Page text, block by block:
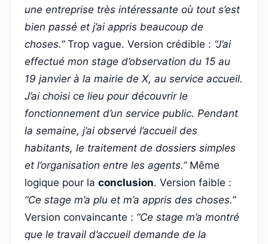
une entreprise très intéressante où tout s’est
bien passé et j’ai appris beaucoup de
choses.”Trop vague. Version crédible : “J’ai
effectué mon stage d’observation du 15 au
19 janvier à la mairie de X, au service accueil.
J’ai choisi ce lieu pour découvrir le
fonctionnement d’un service public. Pendant
la semaine, j’ai observé l’accueil des
habitants, le traitement de dossiers simples
et l’organisation entre les agents.”Même
logique pour la conclusion. Version faible :
“Ce stage m’a plu et m’a appris des choses.”
Version convaincante : “Ce stage m’a montré
que le travail d’accueil demande de la